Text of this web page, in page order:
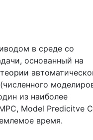
в среде со
основанный на
из наиболее
Model Predicitve
время.